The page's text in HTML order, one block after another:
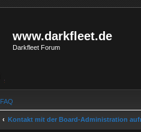
www.darkfleet.de
Darkfleet Forum
FAQ
Kontakt mit der Board-Administration